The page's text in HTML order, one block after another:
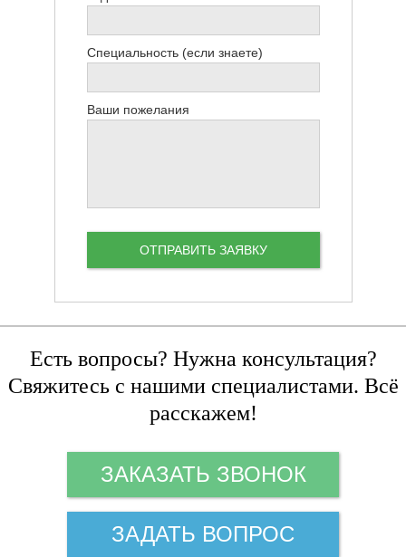
Специальность (если знаете)
Ваши пожелания
Есть вопросы? Нужна консультация?
Свяжитесь с нашими специалистами. Всё
расскажем!
ЗАКАЗАТЬ ЗВОНОК
ЗАДАТЬ ВОПРОС